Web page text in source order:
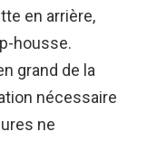
en arrière,
housse.
grand de la
nécessaire
ne